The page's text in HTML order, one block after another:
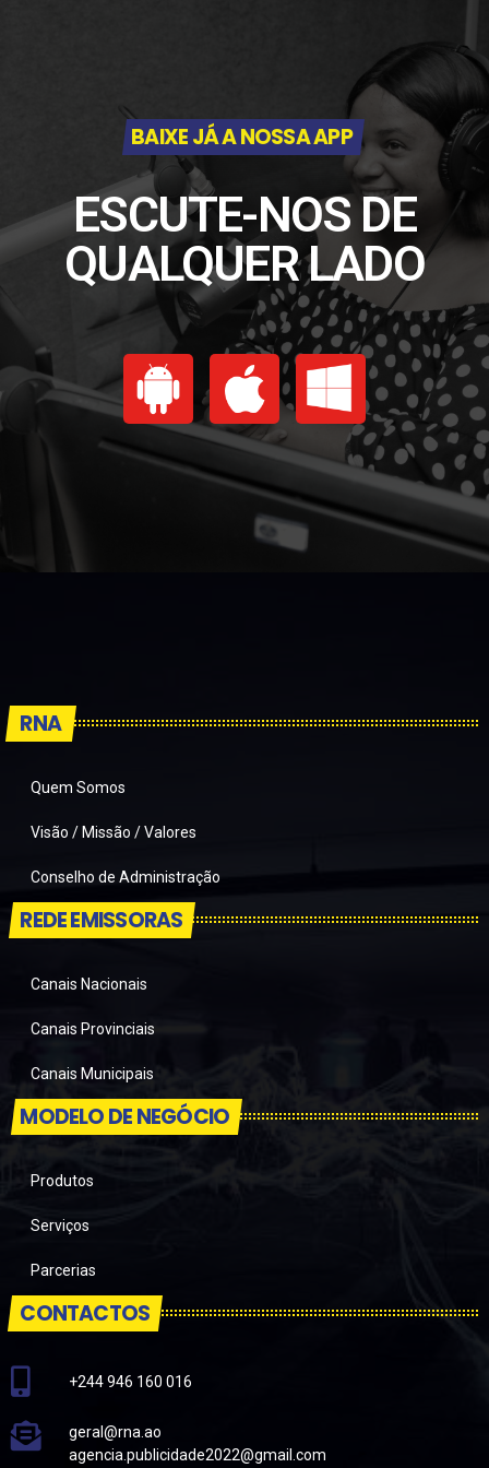
BAIXE JÁ A NOSSA APP
ESCUTE-NOS DE
QUALQUER LADO
RNA
Quem Somos
Visão / Missão / Valores
Conselho de Administração
REDE EMISSORAS
Canais Nacionais
Canais Provinciais
Canais Municipais
MODELO DE NEGÓCIO
Produtos
Serviços
Parcerias
CONTACTOS
+244 946 160 016
geral@rna.ao
agencia.publicidade2022@gmail.com